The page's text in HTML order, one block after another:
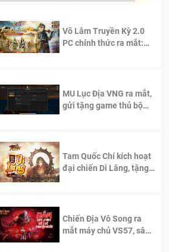
Ngạo Thiên Mobile
Võ Lâm Truyền Kỳ 2.0
PC chính thức ra mắt:
MU Lục Địa VNG ra mắt,
gửi tặng game thủ bộ
Tam Quốc Chí kích hoạt
đại chiến Di Lăng, tặng
Chiến Địa Vô Song ra
mắt máy chủ VS57, sân